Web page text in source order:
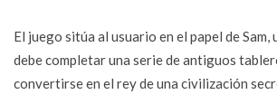
El juego sitúa al usuario en el papel de Sam,
debe completar una serie de antiguos
convertirse en el rey de una civilización